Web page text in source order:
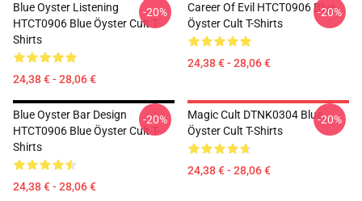
Blue Oyster Listening
HTCT0906 Blue Öyster Cult T-
Shirts
24,38 € - 28,06 €
-20%
Career Of Evil HTCT0906 Blue
Öyster Cult T-Shirts
24,38 € - 28,06 €
-20%
Blue Oyster Bar Design
HTCT0906 Blue Öyster Cult T-
Shirts
24,38 € - 28,06 €
-20%
Magic Cult DTNK0304 Blue
Öyster Cult T-Shirts
24,38 € - 28,06 €
-20%